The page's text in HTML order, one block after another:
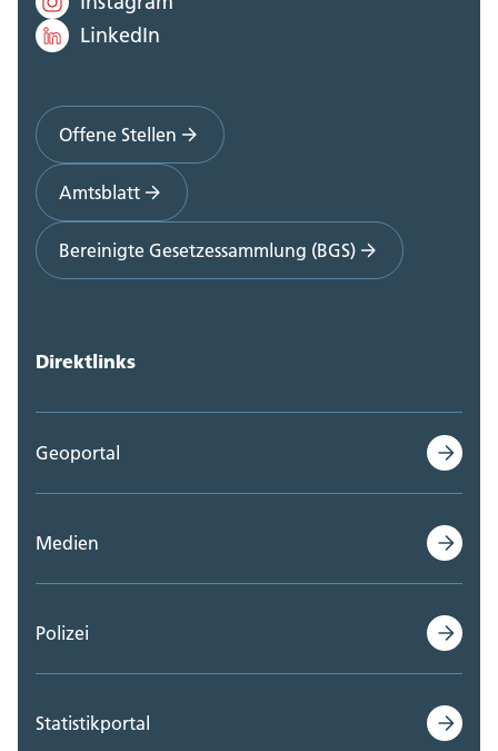
LinkedIn
Offene Stellen
Amtsblatt
Bereinigte Gesetzessammlung (BGS)
Direktlinks
Geoportal
Medien
Polizei
Statistikportal